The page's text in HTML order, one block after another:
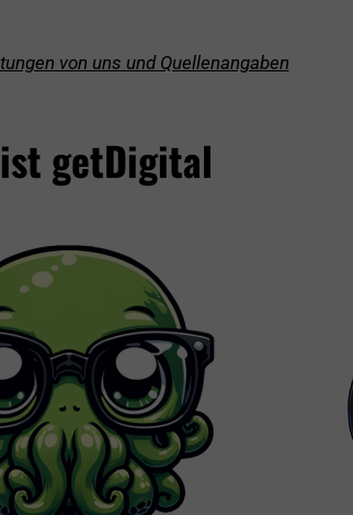
von uns und Quellenangaben
getDigital